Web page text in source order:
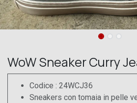
WoW Sneaker Curry
Codice : 24WCJ36
Sneakers con tomaia in pelle